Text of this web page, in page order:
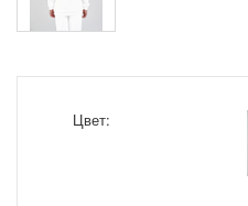
Цвет: